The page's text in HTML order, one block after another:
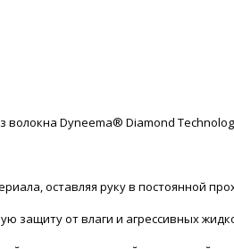
Dyneema® Diamond
оставляя руку в постоянной
защиту от влаги и агрессивных